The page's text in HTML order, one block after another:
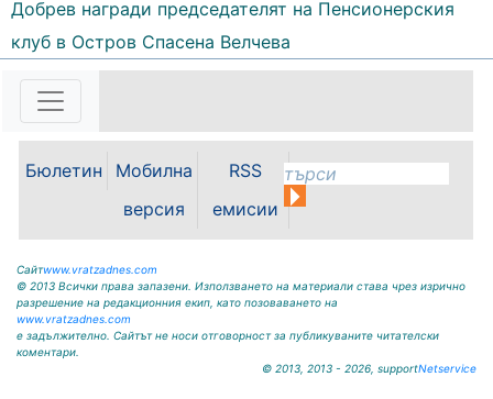
България изнася рекордни
АЕЦ „Козлодуй“ продължава да
работи без затруднения въпреки
енергетиката Ива Петрова в
Добрев награди председателят на Пенсионерския
клуб в Остров Спасена Велчева
Бюлетин
Мобилна
версия
RSS
емисии
Сайтwww.vratzadnes.com
© 2013 Всички права запазени. Използването на материали става чрез изрично
разрешение на редакционния екип, като позоваването на
www.vratzadnes.com
е задължително. Сайтът не носи отговорност за публикуваните читателски
коментари.
© 2013, 2013 - 2026, supportNetservice